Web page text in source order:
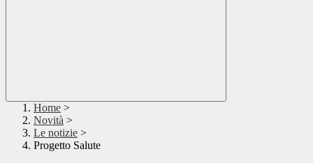
Home >
Novità >
Le notizie >
Progetto Salute